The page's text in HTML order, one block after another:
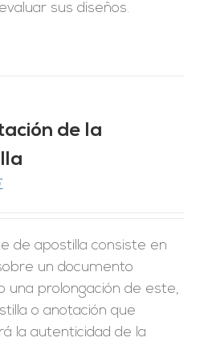
sus diseños.
de la
de apostilla consiste en
un documento
una prolongación de este,
o anotación que
la autenticidad de la